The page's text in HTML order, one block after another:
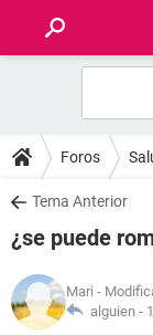
FOROS
SALUD
FAMILIA
NUTRICIÓN
Foros
Tema Anterior
¿se puede
Mari -
alguien -